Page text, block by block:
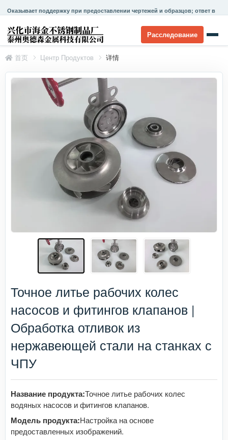
Оказывает поддержку при предоставлении чертежей и образцов; ответ в
Расследование
首页 Центр Продуктов 详情
Точное литье рабочих колес
насосов и фитингов клапанов |
Обработка отливок из
нержавеющей стали на станках с
ЧПУ
Название продукта:Точное литье рабочих колес
водяных насосов и фитингов клапанов.
Модель продукта:Настройка на основе
предоставленных изображений.